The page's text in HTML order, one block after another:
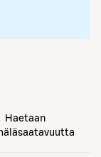
Haetaan